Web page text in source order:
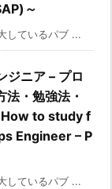
～
しているパブ ...
ジニア – プロ
・勉強法・
How to study f
Engineer – P
しているパブ ...